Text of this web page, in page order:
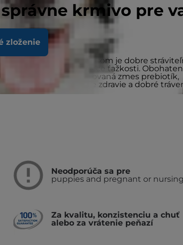
krmivo pre
zloženie
i/d
Diet i/d s kuracím mäsom je dobre
redukovať tráviace ťažkosti.
Hill's, čo je patentovaná zmes prebiotík,
a podporuje zdravie a dobré
Neodporúča sa pre
puppies and pregnant or nursing
Za kvalitu, konzistenciu a chuť
alebo za vrátenie peňazí